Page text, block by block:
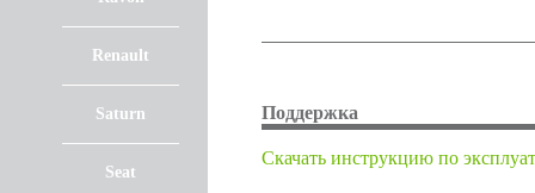
Renault
Saturn
Seat
Поддержка
Cкачать инструкцию по